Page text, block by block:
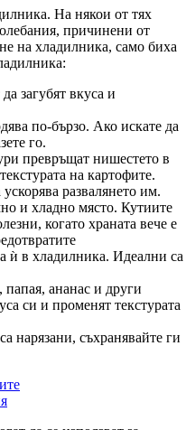
На някои от тях
причинени от
на хладилника, само биха
загубят вкуса и
по-бързо. Ако искате да
го.
превръщат нишестето в
на картофите.
развалянето им.
и хладно място. Кутиите
когато храната вече е
ѝ в хладилника. Идеални са
ананас и други
си и променят текстурата
нарязани, съхранявайте ги